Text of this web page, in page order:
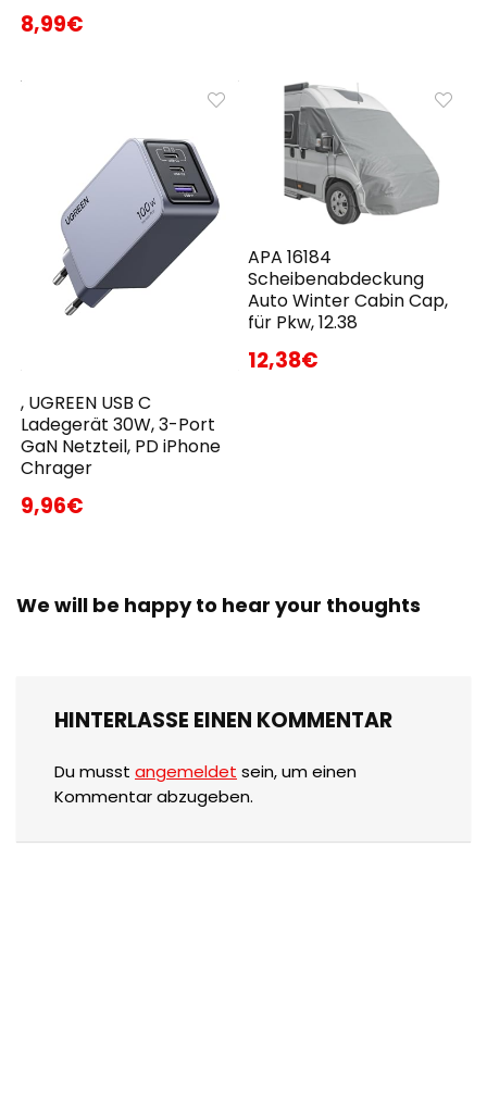
8,99€
, UGREEN USB C
Ladegerät 30W, 3-Port
GaN Netzteil, PD iPhone
Chrager
9,96€
APA 16184
Scheibenabdeckung
Auto Winter Cabin Cap,
für Pkw, 12.38
12,38€
We will be happy to hear your thoughts
HINTERLASSE EINEN KOMMENTAR
Du musst angemeldet sein, um einen
Kommentar abzugeben.